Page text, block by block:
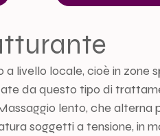
livello locale, cioè in zone
da questo tipo di
lento, che alterna
soggetti a tensione, in